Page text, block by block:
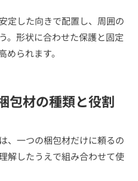
定した向きで配置し、周囲の
。形状に合わせた保護と固定
められます。
包材の種類と役割
、一つの梱包材だけに頼るの
解したうえで組み合わせて使